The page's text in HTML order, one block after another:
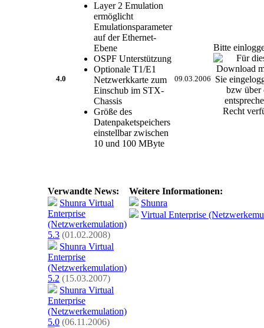
4.0
Layer 2 Emulation
ermöglicht
Emulationsparameter
auf der Ethernet-
Ebene
OSPF Unterstützung
Optionale T1/E1
Netzwerkkarte zum
Einschub im STX-
Chassis
Größe des
Datenpaketspeichers
einstellbar zwischen
10 und 100 MByte
09.03.2006
Bitte
Verwandte News:
Shunra Virtual
Enterprise
(Netzwerkemulation)
5.3 (01.02.2008)
Shunra Virtual
Enterprise
(Netzwerkemulation)
5.2 (15.03.2007)
Shunra Virtual
Enterprise
(Netzwerkemulation)
5.0 (06.11.2006)
Weitere Informationen:
Shunra
Virtual Enterprise